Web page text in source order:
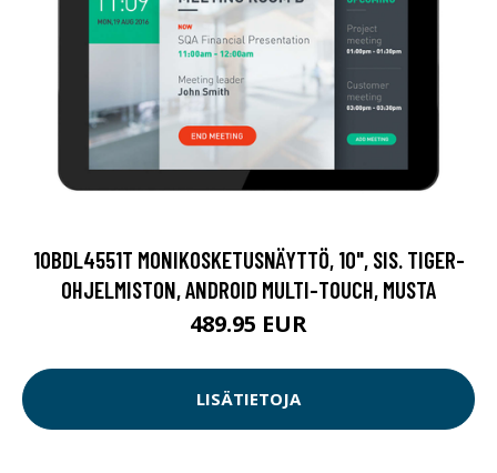
10BDL4551T MONIKOSKETUSNÄYTTÖ, 10", SIS. TIGER-
OHJELMISTON, ANDROID MULTI-TOUCH, MUSTA
489.95 EUR
LISÄTIETOJA